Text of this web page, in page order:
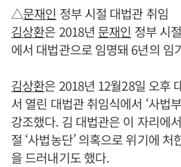
△문재인 정부 시절 대법관 취임
김상환은 2018년 문재인 정부 시
에서 대법관으로 임명돼 6년의 임
김상환은 2018년 12월28일 오후
서 열린 대법관 취임식에서 ‘사법
강조했다. 김 대법관은 이 자리에
절 ‘사법농단’ 의혹으로 위기에
을 드러내기도 했다.